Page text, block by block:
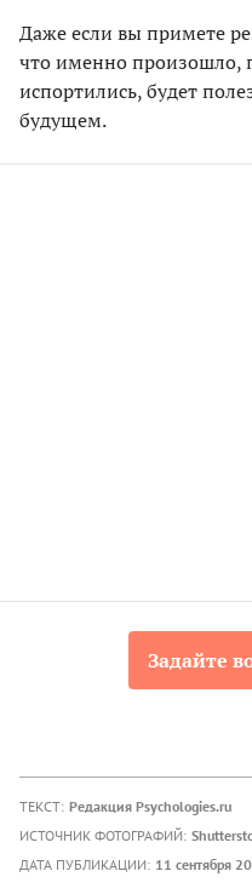
Даже если вы примете
что именно произошло,
испортились, будет
будущем.
Задайте
ТЕКСТ: Редакция Psychologies.ru
ИСТОЧНИК ФОТОГРАФИЙ:
ДАТА ПУБЛИКАЦИИ: 11 сентября